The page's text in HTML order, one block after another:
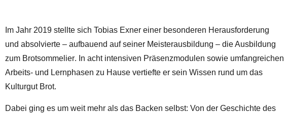
Im Jahr 2019 stellte sich Tobias Exner einer besonderen Herausforderung
und absolvierte – aufbauend auf seiner Meisterausbildung – die Ausbildung
zum Brotsommelier. In acht intensiven Präsenzmodulen sowie umfangreichen
Arbeits‑ und Lernphasen zu Hause vertiefte er sein Wissen rund um das
Kulturgut Brot.
Dabei ging es um weit mehr als das Backen selbst: Von der Geschichte des